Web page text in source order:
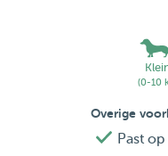
(0-10
Overige
Past